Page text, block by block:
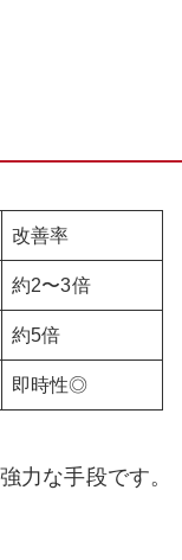
改善率
約2〜3倍
約5倍
即時性◎
力な手段です。